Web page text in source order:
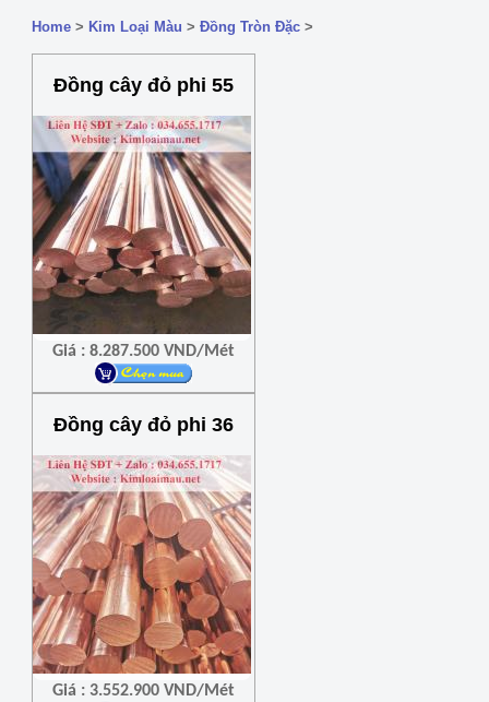
Home > Kim Loại Màu > Đồng Tròn Đặc >
Đồng cây đỏ phi 55
Giá : 8.287.500 VND/Mét
Đồng cây đỏ phi 36
Giá : 3.552.900 VND/Mét